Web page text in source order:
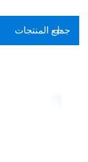
جميع المنتجات